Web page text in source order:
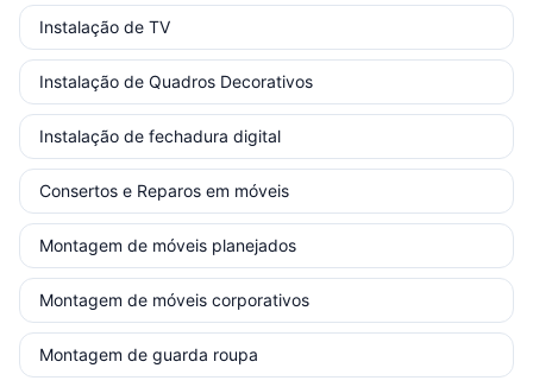
Instalação de TV
Instalação de Quadros Decorativos
Instalação de fechadura digital
Consertos e Reparos em móveis
Montagem de móveis planejados
Montagem de móveis corporativos
Montagem de guarda roupa